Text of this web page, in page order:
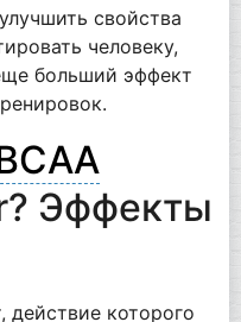
свойства
человеку,
больший эффект
Эффекты
действие которого